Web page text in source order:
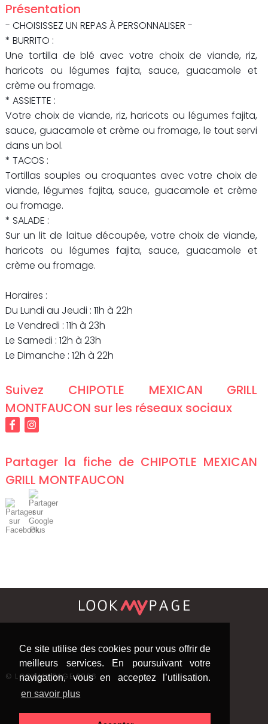
Ce site utilise des cookies pour vous offrir de
meilleurs services. En poursuivant votre
navigation, vous en acceptez l’utilisation.
en savoir plus
Présentation
- CHOISISSEZ UN REPAS À PERSONNALISER -
* BURRITO :
Une tortilla de blé avec votre choix de viande, riz,
haricots ou légumes fajita, sauce, guacamole et
crème ou fromage.
* ASSIETTE :
Votre choix de viande, riz, haricots ou légumes fajita,
sauce, guacamole et crème ou fromage, le tout servi
dans un bol.
* TACOS :
Tortillas souples ou croquantes avec votre choix de
viande, légumes fajita, sauce, guacamole et crème
ou fromage.
* SALADE :
Sur un lit de laitue découpée, votre choix de viande,
haricots ou légumes fajita, sauce, guacamole et
crème ou fromage.
Horaires :
Du Lundi au Jeudi : 11h à 22h
Le Vendredi : 11h à 23h
Le Samedi : 12h à 23h
Le Dimanche : 12h à 22h
Suivez CHIPOTLE MEXICAN GRILL
MONTFAUCON sur les réseaux sociaux
Partager la fiche de CHIPOTLE MEXICAN
GRILL MONTFAUCON
© LOOK MY PAGE 2026